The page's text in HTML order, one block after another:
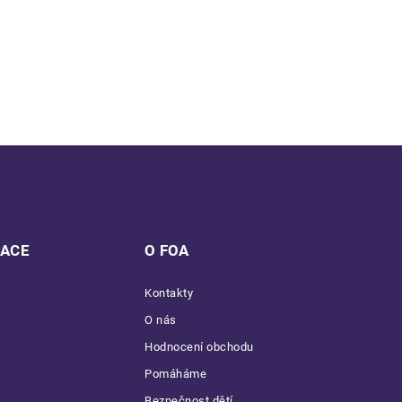
O FOA
Kontakty
O nás
Hodnocení obchodu
Pomáháme